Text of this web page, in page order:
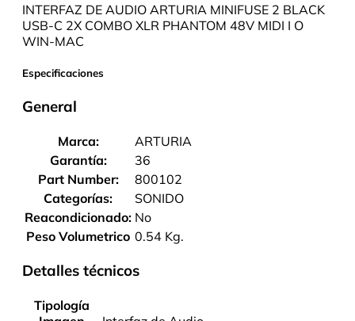
INTERFAZ DE AUDIO ARTURIA MINIFUSE 2 BLACK
USB-C 2X COMBO XLR PHANTOM 48V MIDI I O
WIN-MAC
Especificaciones
General
Marca:
ARTURIA
Garantía:
36
Part Number:
800102
Categorías:
SONIDO
Reacondicionado: No
Peso Volumetrico 0.54 Kg.
Detalles técnicos
Tipología